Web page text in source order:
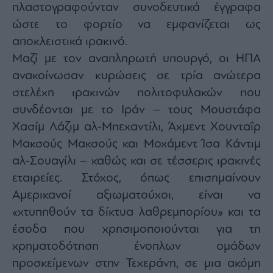
πλαστογραφούνταν συνοδευτικά έγγραφα
ώστε το φορτίο να εμφανίζεται ως
αποκλειστικά ιρακινό.
Μαζί με τον αναπληρωτή υπουργό, οι ΗΠΑ
ανακοίνωσαν κυρώσεις σε τρία ανώτερα
στελέχη ιρακινών πολιτοφυλακών που
συνδέονται με το Ιράν – τους Μουστάφα
Χασίμ Λάζιμ αλ‑Μπεχαντίλι, Άχμεντ Χουνταΐρ
Μακσούς Μακσούς και Μοχάμεντ Ίσα Κάντιμ
αλ‑Σουαγίλι – καθώς και σε τέσσερις ιρακινές
εταιρείες. Στόχος, όπως επισημαίνουν
Αμερικανοί αξιωματούχοι, είναι να
«χτυπηθούν τα δίκτυα λαθρεμπορίου» και τα
έσοδα που χρησιμοποιούνται για τη
χρηματοδότηση ένοπλων ομάδων
προσκείμενων στην Τεχεράνη, σε μια ακόμη